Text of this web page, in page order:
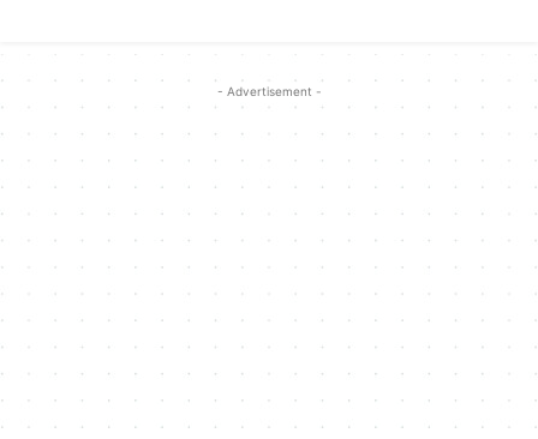
- Advertisement -